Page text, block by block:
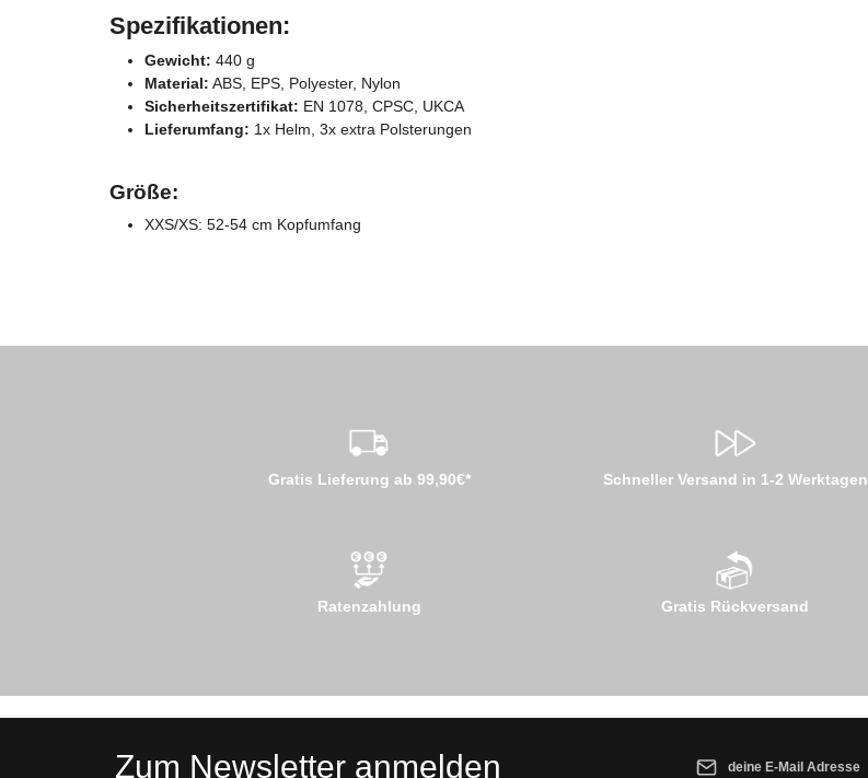
Spezifikationen:
Gewicht: 440 g
Material: ABS, EPS, Polyester, Nylon
Sicherheitszertifikat: EN 1078, CPSC, UKCA
Lieferumfang: 1x Helm, 3x extra Polsterungen
Größe:
XXS/XS: 52-54 cm Kopfumfang
Gratis Lieferung ab 99,90€* Schneller Versand in 1-2 Werktagen
Ratenzahlung Gratis Rückversand
Zum Newsletter anmelden E-Mail-Adresse*